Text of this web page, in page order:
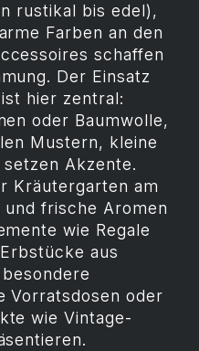
rustikal bis edel),
Farben an den
schaffen
Der Einsatz
hier zentral:
oder Baumwolle,
Mustern, kleine
Akzente.
Kräutergarten am
frische Aromen
wie Regale
aus
Vorratsdosen oder
wie Vintage-